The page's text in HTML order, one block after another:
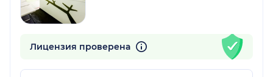
Лицензия проверена